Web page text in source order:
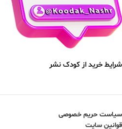
شرایط خرید از کودک نشر
سیاست حریم خصوصی
قوانین سایت